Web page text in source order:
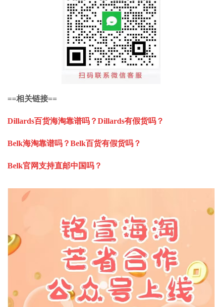
==相关链接==
Dillards百货海淘靠谱吗？Dillards有假货吗？
Belk海淘靠谱吗？Belk百货有假货吗？
Belk官网支持直邮中国吗？